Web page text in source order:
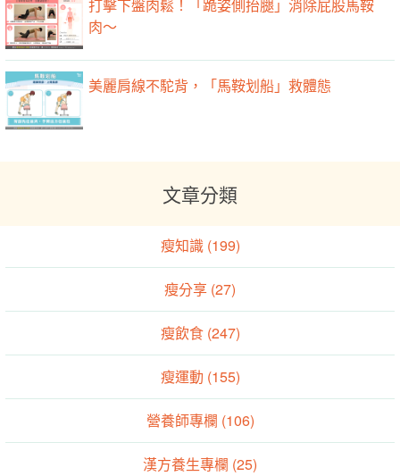
打擊下盤肉鬆！「跪姿側抬腿」消除屁股馬鞍
肉～
美麗肩線不駝背，「馬鞍划船」救體態
文章分類
瘦知識 (199)
瘦分享 (27)
瘦飲食 (247)
瘦運動 (155)
營養師專欄 (106)
漢方養生專欄 (25)